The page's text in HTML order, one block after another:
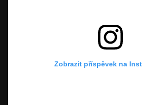
Zobrazit příspěvek na